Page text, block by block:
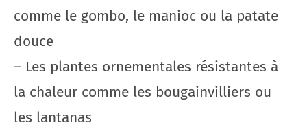
comme le gombo, le manioc ou la patate
douce
– Les plantes ornementales résistantes à
la chaleur comme les bougainvilliers ou
les lantanas